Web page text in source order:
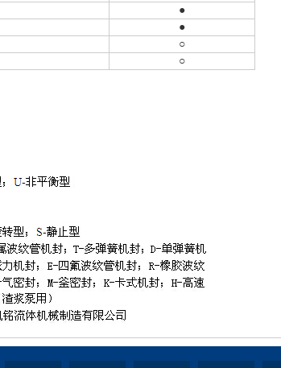
●
●
○
○